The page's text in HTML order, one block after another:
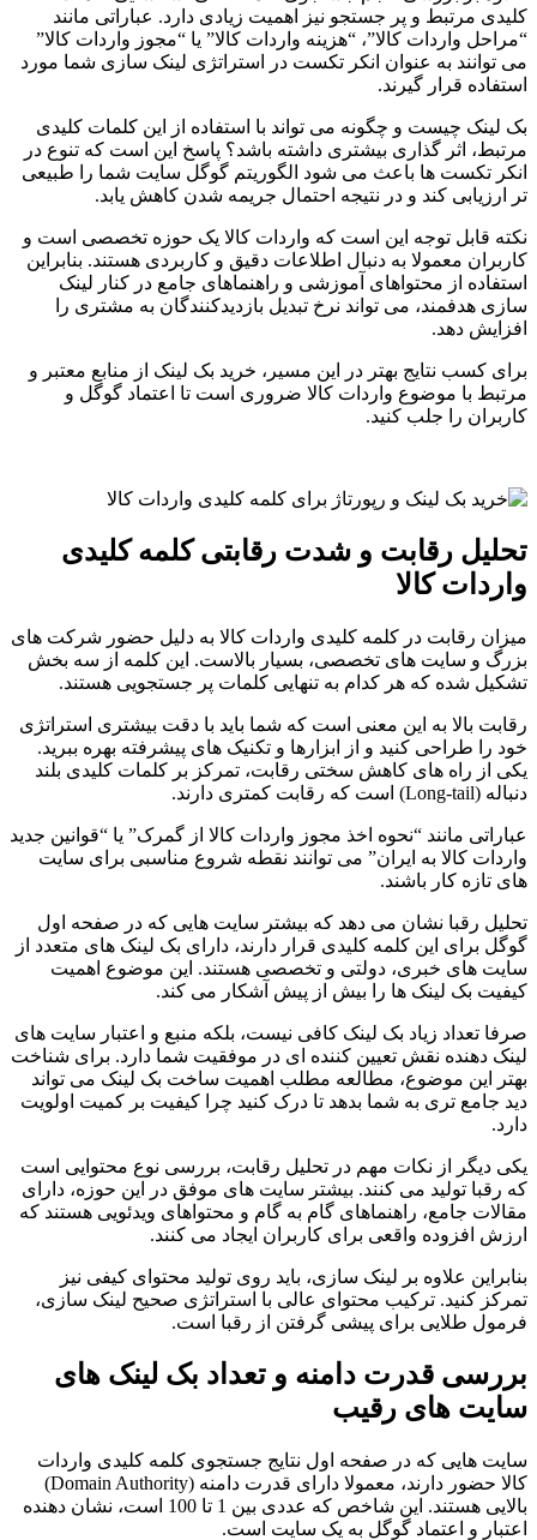
کلیدی مرتبط و پر جستجو نیز اهمیت زیادی دارد. عباراتی مانند
“مراحل واردات کالا”، “هزینه واردات کالا” یا “مجوز واردات کالا”
می توانند به عنوان انکر تکست در استراتژی لینک سازی شما مورد
استفاده قرار گیرند.
بک لینک چیست و چگونه می تواند با استفاده از این کلمات کلیدی
مرتبط، اثر گذاری بیشتری داشته باشد؟ پاسخ این است که تنوع در
انکر تکست ها باعث می شود الگوریتم گوگل سایت شما را طبیعی
تر ارزیابی کند و در نتیجه احتمال جریمه شدن کاهش یابد.
نکته قابل توجه این است که واردات کالا یک حوزه تخصصی است و
کاربران معمولا به دنبال اطلاعات دقیق و کاربردی هستند. بنابراین
استفاده از محتواهای آموزشی و راهنماهای جامع در کنار لینک
سازی هدفمند، می تواند نرخ تبدیل بازدیدکنندگان به مشتری را
افزایش دهد.
برای کسب نتایج بهتر در این مسیر، خرید بک لینک از منابع معتبر و
مرتبط با موضوع واردات کالا ضروری است تا اعتماد گوگل و
کاربران را جلب کنید.
تحلیل رقابت و شدت رقابتی کلمه کلیدی
واردات کالا
میزان رقابت در کلمه کلیدی واردات کالا به دلیل حضور شرکت های
بزرگ و سایت های تخصصی، بسیار بالاست. این کلمه از سه بخش
تشکیل شده که هر کدام به تنهایی کلمات پر جستجویی هستند.
رقابت بالا به این معنی است که شما باید با دقت بیشتری استراتژی
خود را طراحی کنید و از ابزارها و تکنیک های پیشرفته بهره ببرید.
یکی از راه های کاهش سختی رقابت، تمرکز بر کلمات کلیدی بلند
دنباله (Long-tail) است که رقابت کمتری دارند.
عباراتی مانند “نحوه اخذ مجوز واردات کالا از گمرک” یا “قوانین جدید
واردات کالا به ایران” می توانند نقطه شروع مناسبی برای سایت
های تازه کار باشند.
تحلیل رقبا نشان می دهد که بیشتر سایت هایی که در صفحه اول
گوگل برای این کلمه کلیدی قرار دارند، دارای بک لینک های متعدد از
سایت های خبری، دولتی و تخصصی هستند. این موضوع اهمیت
کیفیت بک لینک ها را بیش از پیش آشکار می کند.
صرفا تعداد زیاد بک لینک کافی نیست، بلکه منبع و اعتبار سایت های
لینک دهنده نقش تعیین کننده ای در موفقیت شما دارد. برای شناخت
بهتر این موضوع، مطالعه مطلب اهمیت ساخت بک لینک می تواند
دید جامع تری به شما بدهد تا درک کنید چرا کیفیت بر کمیت اولویت
دارد.
یکی دیگر از نکات مهم در تحلیل رقابت، بررسی نوع محتوایی است
که رقبا تولید می کنند. بیشتر سایت های موفق در این حوزه، دارای
مقالات جامع، راهنماهای گام به گام و محتواهای ویدئویی هستند که
ارزش افزوده واقعی برای کاربران ایجاد می کنند.
بنابراین علاوه بر لینک سازی، باید روی تولید محتوای کیفی نیز
تمرکز کنید. ترکیب محتوای عالی با استراتژی صحیح لینک سازی،
فرمول طلایی برای پیشی گرفتن از رقبا است.
بررسی قدرت دامنه و تعداد بک لینک های
سایت های رقیب
سایت هایی که در صفحه اول نتایج جستجوی کلمه کلیدی واردات
کالا حضور دارند، معمولا دارای قدرت دامنه (Domain Authority)
بالایی هستند. این شاخص که عددی بین 1 تا 100 است، نشان دهنده
اعتبار و اعتماد گوگل به یک سایت است.